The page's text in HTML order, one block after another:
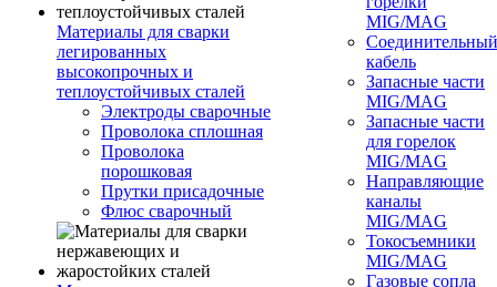
Материалы для сварки
легированных
высокопрочных и
теплоустойчивых сталей
Электроды сварочные
Проволока сплошная
Проволока
порошковая
Прутки присадочные
Флюс сварочный
MIG/MAG
Соединительный
кабель
Запасные части
MIG/MAG
Запасные части
для горелок
MIG/MAG
Направляющие
каналы
MIG/MAG
Токосъемники
MIG/MAG
Газовые сопла